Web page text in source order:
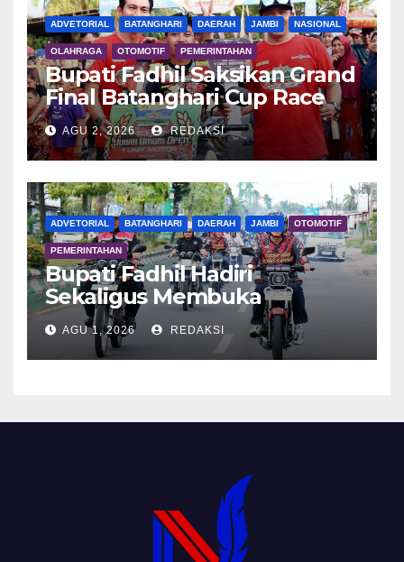
ADVETORIAL BATANGHARI DAERAH JAMBI NASIONAL
OLAHRAGA OTOMOTIF PEMERINTAHAN
Bupati Fadhil Saksikan Grand
Final Batanghari Cup Race
2026
AGU 2, 2026 REDAKSI
ADVETORIAL BATANGHARI DAERAH JAMBI OTOMOTIF
PEMERINTAHAN
Bupati Fadhil Hadiri
Sekaligus Membuka
Kegiatan Batanghari King
Club
AGU 1, 2026 REDAKSI